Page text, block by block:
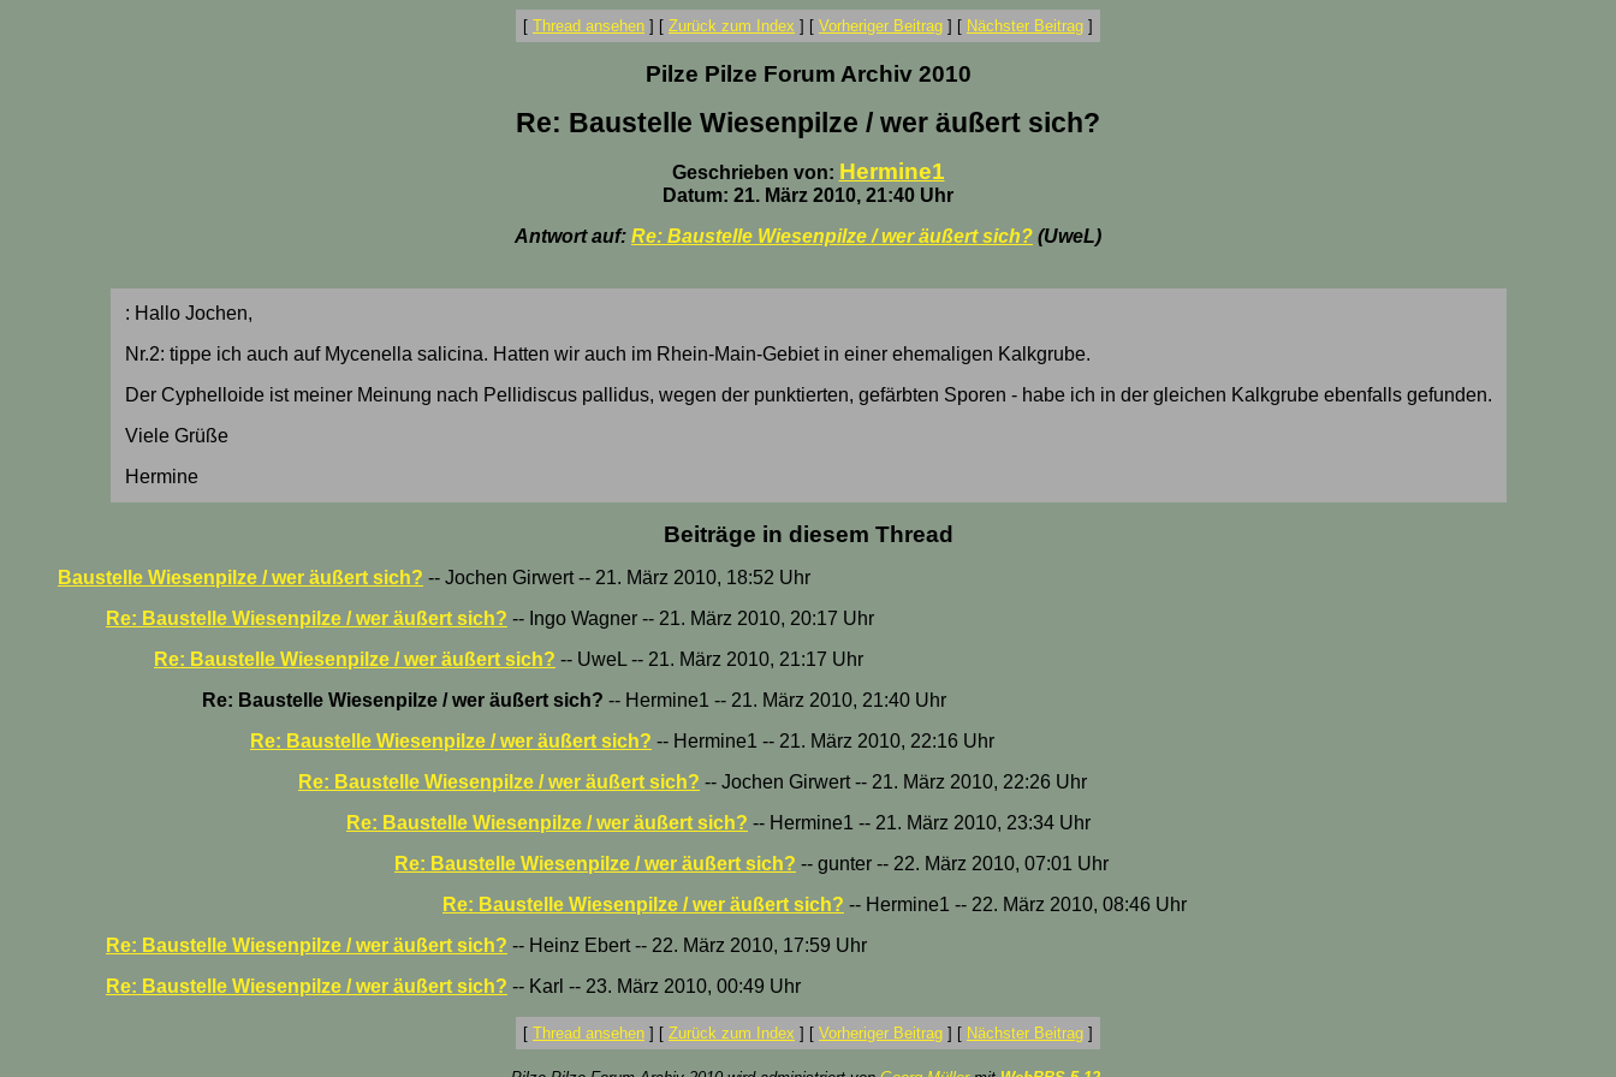
[ Thread ansehen ] [ Zurück zum Index ] [ Vorheriger Beitrag ] [ Nächster Beitrag ]
Pilze Pilze Forum Archiv 2010
Re: Baustelle Wiesenpilze / wer äußert sich?
Geschrieben von: Hermine1
Datum: 21. März 2010, 21:40 Uhr
Antwort auf: Re: Baustelle Wiesenpilze / wer äußert sich? (UweL)
: Hallo Jochen,
Nr.2: tippe ich auch auf Mycenella salicina. Hatten wir auch im Rhein-Main-Gebiet in einer ehemaligen Kalkgrube.
Der Cyphelloide ist meiner Meinung nach Pellidiscus pallidus, wegen der punktierten, gefärbten Sporen - habe ich in der gleichen Kalkgrube ebenfalls gefunden.
Viele Grüße
Hermine
Beiträge in diesem Thread
Baustelle Wiesenpilze / wer äußert sich? -- Jochen Girwert -- 21. März 2010, 18:52 Uhr
Re: Baustelle Wiesenpilze / wer äußert sich? -- Ingo Wagner -- 21. März 2010, 20:17 Uhr
Re: Baustelle Wiesenpilze / wer äußert sich? -- UweL -- 21. März 2010, 21:17 Uhr
Re: Baustelle Wiesenpilze / wer äußert sich? -- Hermine1 -- 21. März 2010, 21:40 Uhr
Re: Baustelle Wiesenpilze / wer äußert sich? -- Hermine1 -- 21. März 2010, 22:16 Uhr
Re: Baustelle Wiesenpilze / wer äußert sich? -- Jochen Girwert -- 21. März 2010, 22:26 Uhr
Re: Baustelle Wiesenpilze / wer äußert sich? -- Hermine1 -- 21. März 2010, 23:34 Uhr
Re: Baustelle Wiesenpilze / wer äußert sich? -- gunter -- 22. März 2010, 07:01 Uhr
Re: Baustelle Wiesenpilze / wer äußert sich? -- Hermine1 -- 22. März 2010, 08:46 Uhr
Re: Baustelle Wiesenpilze / wer äußert sich? -- Heinz Ebert -- 22. März 2010, 17:59 Uhr
Re: Baustelle Wiesenpilze / wer äußert sich? -- Karl -- 23. März 2010, 00:49 Uhr
[ Thread ansehen ] [ Zurück zum Index ] [ Vorheriger Beitrag ] [ Nächster Beitrag ]